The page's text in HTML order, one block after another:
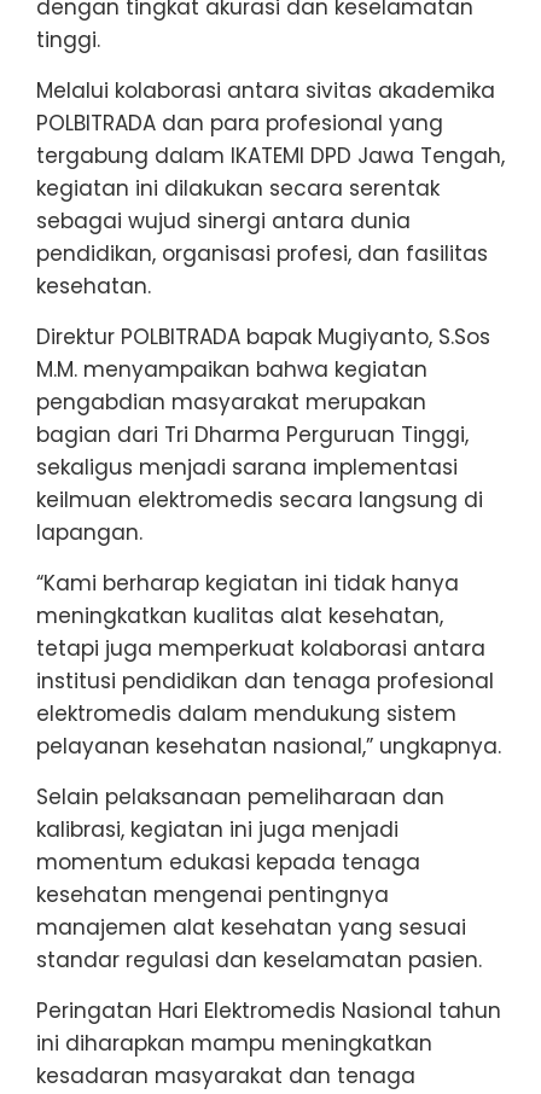
dengan tingkat akurasi dan keselamatan
tinggi.
Melalui kolaborasi antara sivitas akademika
POLBITRADA dan para profesional yang
tergabung dalam IKATEMI DPD Jawa Tengah,
kegiatan ini dilakukan secara serentak
sebagai wujud sinergi antara dunia
pendidikan, organisasi profesi, dan fasilitas
kesehatan.
Direktur POLBITRADA bapak Mugiyanto, S.Sos
M.M. menyampaikan bahwa kegiatan
pengabdian masyarakat merupakan
bagian dari Tri Dharma Perguruan Tinggi,
sekaligus menjadi sarana implementasi
keilmuan elektromedis secara langsung di
lapangan.
“Kami berharap kegiatan ini tidak hanya
meningkatkan kualitas alat kesehatan,
tetapi juga memperkuat kolaborasi antara
institusi pendidikan dan tenaga profesional
elektromedis dalam mendukung sistem
pelayanan kesehatan nasional,” ungkapnya.
Selain pelaksanaan pemeliharaan dan
kalibrasi, kegiatan ini juga menjadi
momentum edukasi kepada tenaga
kesehatan mengenai pentingnya
manajemen alat kesehatan yang sesuai
standar regulasi dan keselamatan pasien.
Peringatan Hari Elektromedis Nasional tahun
ini diharapkan mampu meningkatkan
kesadaran masyarakat dan tenaga